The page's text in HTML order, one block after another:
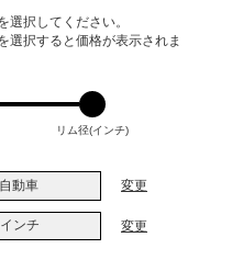
択してください。
選択すると価格が表示されま
リム径(インチ)
動車 変更
ンチ 変更